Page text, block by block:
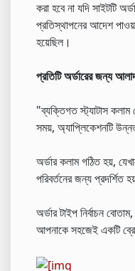
করা হবে না যদি সাইটটি
প্রতিস্থাপনের আদেশ
হয়েছিল।
প্রতিটি অর্ডারের জন্য
"ব্যক্তিগত স্ট্যাটাস কলাম
সময়, অ্যাপ্লিকেশনটি
অর্ডার কলাম গঠিত হয়,
পরিবর্তনের জন্য
অর্ডার টাইপ নির্বাচন
আপনাকে সহজেই একটি